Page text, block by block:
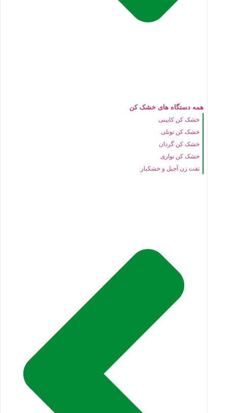
همه دستگاه های خشک کن
خشک کن کابینی
خشک کن تونلی
خشک کن گردان
خشک کن نواری
تفت زن آجیل و خشکبار